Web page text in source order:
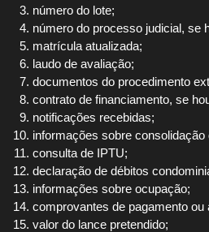
número do lote;
número do processo judicial, se
matrícula atualizada;
laudo de avaliação;
documentos do procedimento
contrato de financiamento, se
notificações recebidas;
informações sobre consolidação
consulta de IPTU;
declaração de débitos
informações sobre ocupação;
comprovantes de pagamento ou
valor do lance pretendido;